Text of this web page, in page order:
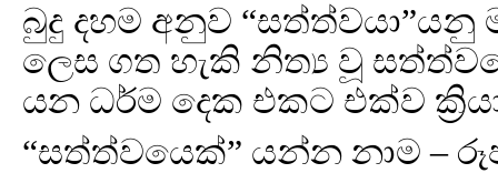
බුදු දහම අනුව
ලෙස ගත හැකි නිත්‍ය වූ
යන ධර්ම දෙක එකට එක්ව
“සත්ත්වයෙක්” යන්න නාම –